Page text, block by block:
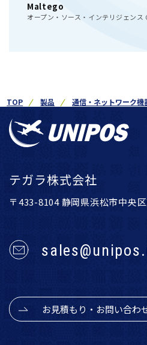
Maltego
オープン・ソース・インテリジェンス
TOP 製品 通信・ネットワーク機
テガラ株式会社
〒433-8104 静岡県浜松市中央
お見積もり・お問い合わ